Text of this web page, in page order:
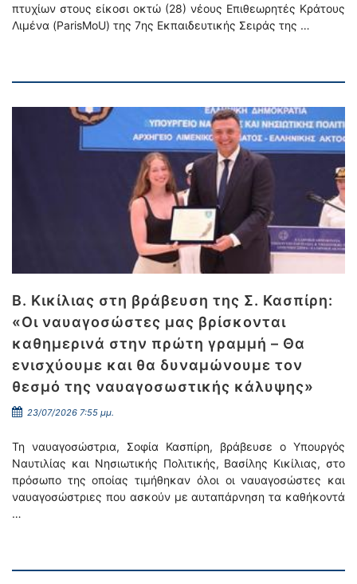
πτυχίων στους είκοσι οκτώ (28) νέους Επιθεωρητές Κράτους
Λιμένα (ParisMoU) της 7ης Εκπαιδευτικής Σειράς της …
Β. Κικίλιας στη βράβευση της Σ. Κασπίρη:
«Οι ναυαγοσώστες μας βρίσκονται
καθημερινά στην πρώτη γραμμή – Θα
ενισχύουμε και θα δυναμώνουμε τον
θεσμό της ναυαγοσωστικής κάλυψης»
23/07/2026 7:55 μμ.
Τη ναυαγοσώστρια, Σοφία Κασπίρη, βράβευσε ο Υπουργός
Ναυτιλίας και Νησιωτικής Πολιτικής, Βασίλης Κικίλιας, στο
πρόσωπο της οποίας τιμήθηκαν όλοι οι ναυαγοσώστες και
ναυαγοσώστριες που ασκούν με αυταπάρνηση τα καθήκοντά
…